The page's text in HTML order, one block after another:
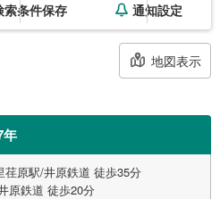
索条件保存 通知設定
地図表示
年
荏原駅/井原鉄道 徒歩35分
原鉄道 徒歩20分